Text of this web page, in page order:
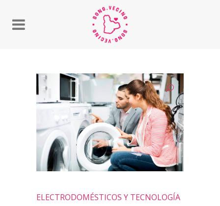
ELECTRODOMÉSTICOS Y TECNOLOGÍA